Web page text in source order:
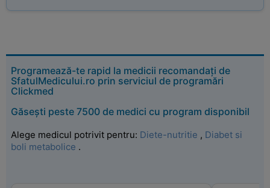
Programează-te rapid la medicii recomandați de
SfatulMedicului.ro prin serviciul de programări
Clickmed
Găsești peste 7500 de medici cu program disponibil
Alege medicul potrivit pentru: Diete-nutritie , Diabet si
boli metabolice .